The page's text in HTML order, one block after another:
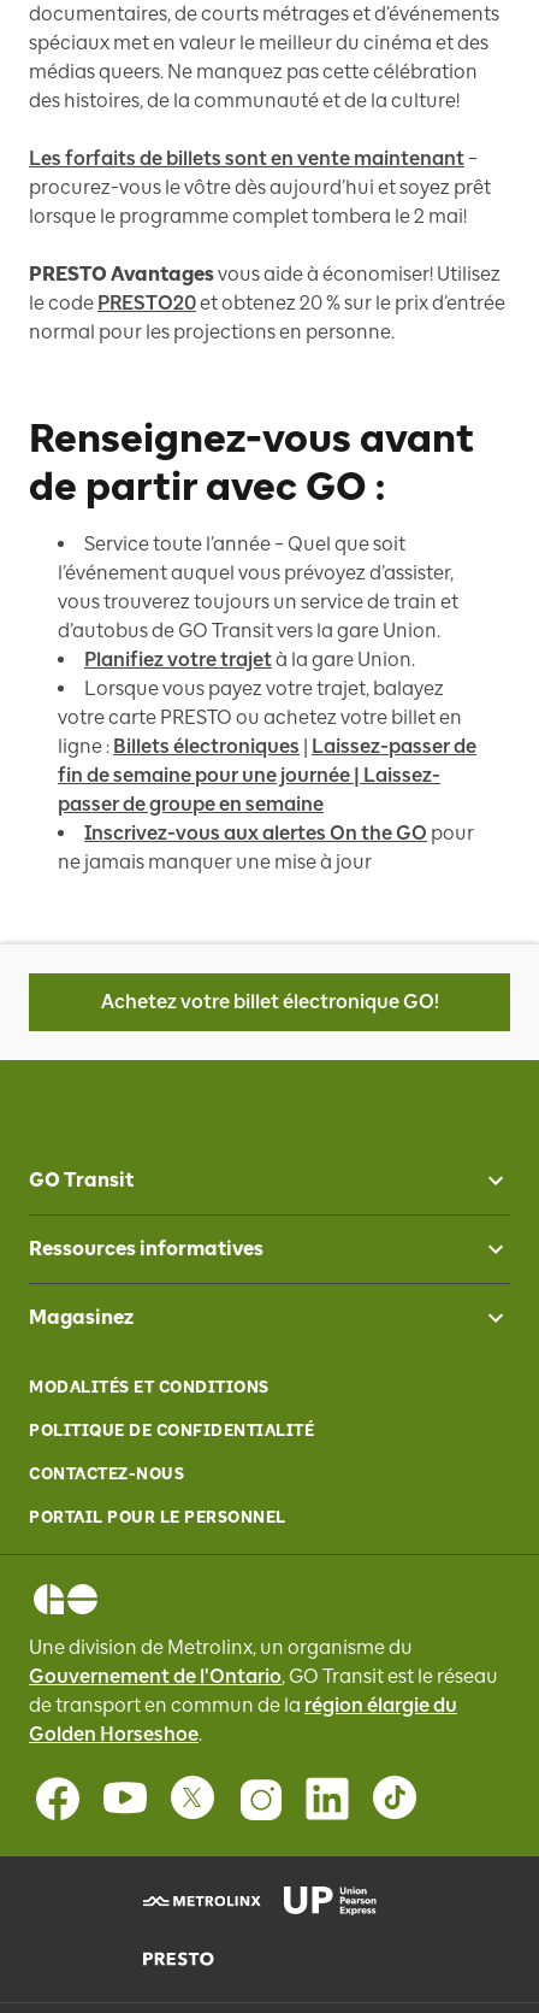
documentaires, de courts métrages et d’événements
spéciaux met en valeur le meilleur du cinéma et des
médias queers. Ne manquez pas cette célébration
des histoires, de la communauté et de la culture!
Les forfaits de billets sont en vente maintenant–
procurez-vous le vôtre dès aujourd’hui et soyez prêt
lorsque le programme complet tombera le 2 mai!
PRESTO Avantagesvous aide à économiser! Utilisez
le code PRESTO20et obtenez 20 % sur le prix d’entrée
normal pour les projections en personne.
Renseignez-vous avant
de partir avec GO :
Service toute l’année – Quel que soit
l’événement auquel vous prévoyez d’assister,
vous trouverez toujours un service de train et
d’autobus de GO Transit vers la gare Union.
Planifiez votre trajetà la gare Union.
Lorsque vous payez votre trajet, balayez
votre carte PRESTO ou achetez votre billet en
ligne : Billets électroniques | Laissez-passer de
fin de semaine pour une journée | Laissez-
passer de groupe en semaine
Inscrivez-vous aux alertes On the GO pour
ne jamais manquer une mise à jour
Achetez votre billet électronique GO!
GO Transit
Ressources informatives
Magasinez
MODALITÉS ET CONDITIONS
POLITIQUE DE CONFIDENTIALITÉ
CONTACTEZ-NOUS
PORTAIL POUR LE PERSONNEL
Une division de Metrolinx, un organisme du
Gouvernement de l'Ontario, GO Transitest le réseau
de transport en commun de la région élargie du
Golden Horseshoe.